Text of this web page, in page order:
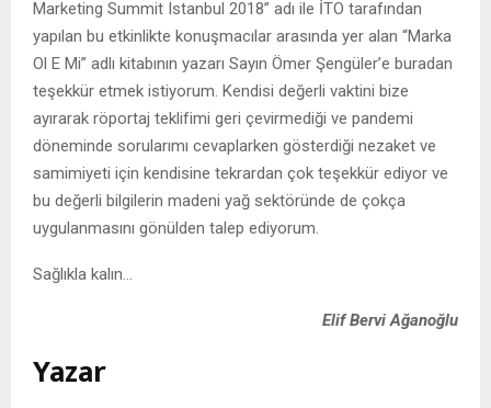
Marketing Summit Istanbul 2018” adı ile İTO tarafından
yapılan bu etkinlikte konuşmacılar arasında yer alan “Marka
Ol E Mi” adlı kitabının yazarı Sayın Ömer Şengüler’e buradan
teşekkür etmek istiyorum. Kendisi değerli vaktini bize
ayırarak röportaj teklifimi geri çevirmediği ve pandemi
döneminde sorularımı cevaplarken gösterdiği nezaket ve
samimiyeti için kendisine tekrardan çok teşekkür ediyor ve
bu değerli bilgilerin madeni yağ sektöründe de çokça
uygulanmasını gönülden talep ediyorum.
Sağlıkla kalın…
Elif Bervi Ağanoğlu
Yazar